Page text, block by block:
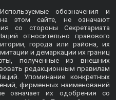
обозначения и
этом сайте, не означают
со стороны Секретариата
относительно правового
города или района, их
и демаркации их границ
полученные из внешних
редакционным правилам
Упоминание конкретных
фирменных наименований
означает их одобрения со